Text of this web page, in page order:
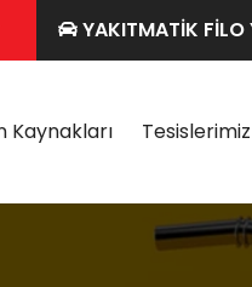
YAKITMATİK FİLO
Kaynakları Tesislerimiz